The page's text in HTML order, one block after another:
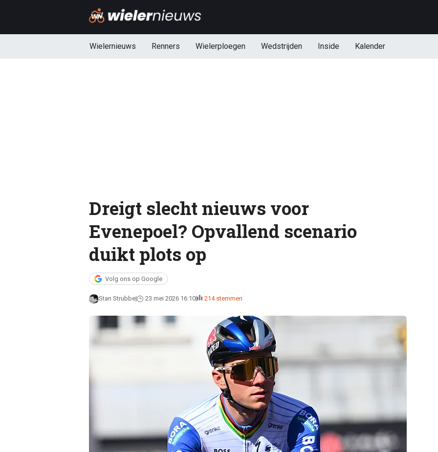
Wielernieuws Renners Wielerploegen Wedstrijden Inside Kalender
Dreigt slecht nieuws voor
Evenepoel? Opvallend scenario
duikt plots op
Volg ons op Google
Stan Strubbe 23 mei 2026 16:10 214 stemmen